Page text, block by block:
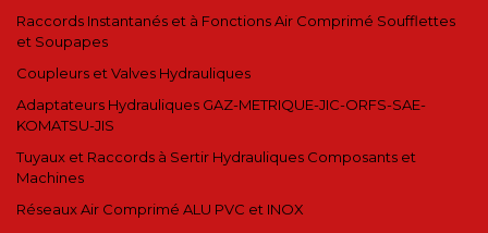
Raccords Instantanés et à Fonctions Air Comprimé Soufflettes
et Soupapes
Coupleurs et Valves Hydrauliques
Adaptateurs Hydrauliques GAZ-METRIQUE-JIC-ORFS-SAE-
KOMATSU-JIS
Tuyaux et Raccords à Sertir Hydrauliques Composants et
Machines
Réseaux Air Comprimé ALU PVC et INOX